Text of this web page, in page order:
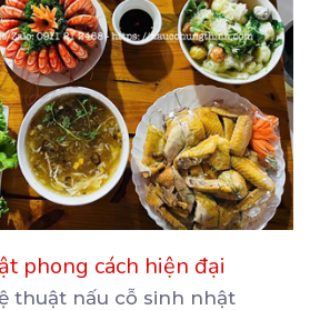
phong cách hiện đại
thuật nấu cỗ sinh nhật